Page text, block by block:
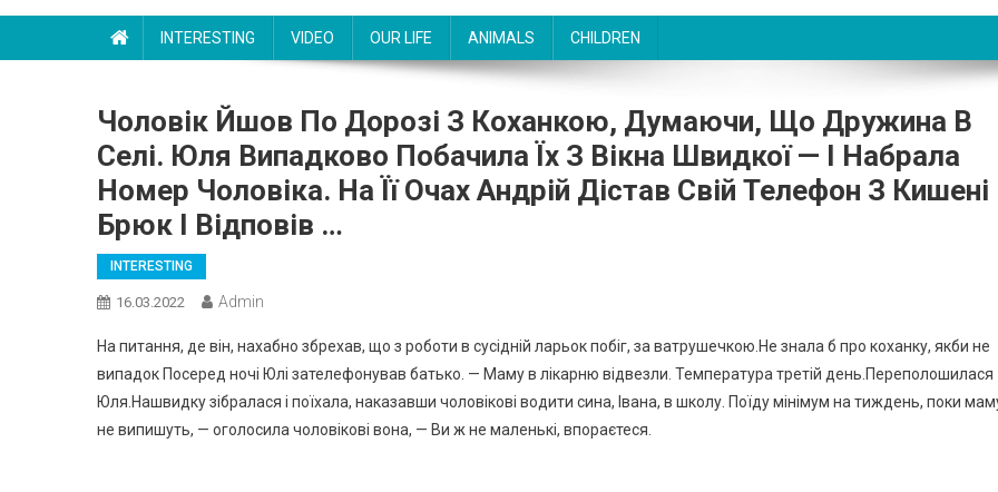
INTERESTING VIDEO OUR LIFE ANIMALS CHILDREN
Чоловік Йшов По Дорозі З Коханкою, Думаючи, Що Дружина В
Селі. Юля Випадково Побачила Їх З Вікна Швидкої — І Набрала
Номер Чоловіка. На Її Очах Андрій Дістав Свій Телефон З Кишені
Брюк І Відповів …
INTERESTING
16.03.2022 Admin
На питання, де він, нахабно збрехав, що з роботи в сусідній ларьок побіг, за ватрушечкою.Не знала б про коханку, якби не
випадок Посеред ночі Юлі зателефонував батько. — Маму в лікарню відвезли. Температура третій день.Переполошилася
Юля.Нашвидку зібралася і поїхала, наказавши чоловікові водити сина, Івана, в школу. Поїду мінімум на тиждень, поки
не випишуть, — оголосила чоловікові вона, — Ви ж не маленькі, впораєтеся.